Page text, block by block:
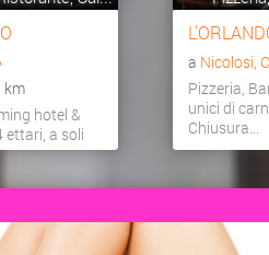
km
hotel &
ettari, a soli
a Nicolosi,
Pizzeria,
unici di
Chiusura...